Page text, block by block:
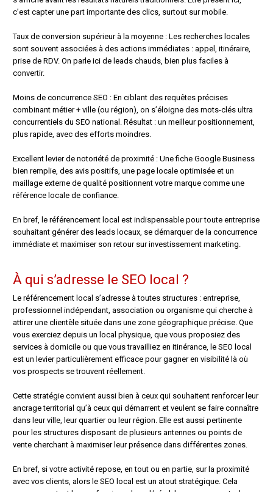
c’est capter une part importante des clics, surtout sur mobile.
Taux de conversion supérieur à la moyenne : Les recherches locales
sont souvent associées à des actions immédiates : appel, itinéraire,
prise de RDV. On parle ici de leads chauds, bien plus faciles à
convertir.
Moins de concurrence SEO : En ciblant des requêtes précises
combinant métier + ville (ou région), on s’éloigne des mots-clés ultra
concurrentiels du SEO national. Résultat : un meilleur positionnement,
plus rapide, avec des efforts moindres.
Excellent levier de notoriété de proximité : Une fiche Google Business
bien remplie, des avis positifs, une page locale optimisée et un
maillage externe de qualité positionnent votre marque comme une
référence locale de confiance.
En bref, le référencement local est indispensable pour toute entreprise
souhaitant générer des leads locaux, se démarquer de la concurrence
immédiate et maximiser son retour sur investissement marketing.
À qui s’adresse le SEO local ?
Le référencement local s’adresse à toutes structures : entreprise,
professionnel indépendant, association ou organisme qui cherche à
attirer une clientèle située dans une zone géographique précise. Que
vous exerciez depuis un local physique, que vous proposiez des
services à domicile ou que vous travailliez en itinérance, le SEO local
est un levier particulièrement efficace pour gagner en visibilité là où
vos prospects se trouvent réellement.
Cette stratégie convient aussi bien à ceux qui souhaitent renforcer leur
ancrage territorial qu’à ceux qui démarrent et veulent se faire connaître
dans leur ville, leur quartier ou leur région. Elle est aussi pertinente
pour les structures disposant de plusieurs antennes ou points de
vente cherchant à maximiser leur présence dans différentes zones.
En bref, si votre activité repose, en tout ou en partie, sur la proximité
avec vos clients, alors le SEO local est un atout stratégique. Cela